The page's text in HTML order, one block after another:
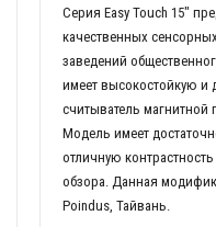
Серия Easy Touch 15"
качественных
заведений
имеет высокостойкую и
считыватель магнитной
Модель имеет
отличную
обзора. Данная
Poindus, Тайвань.